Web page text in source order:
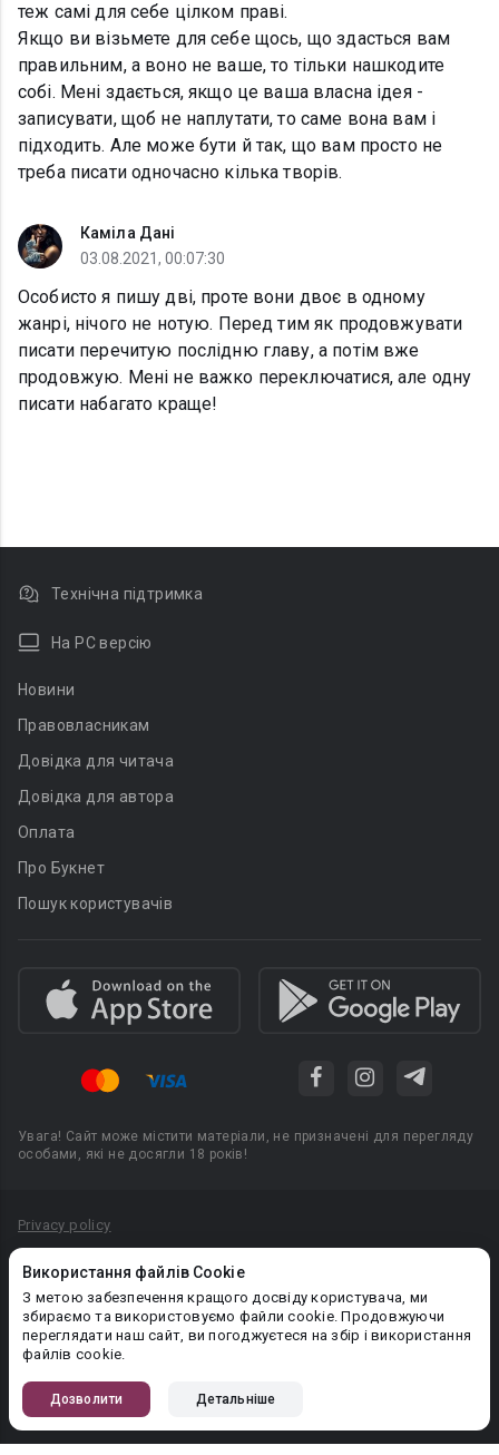
теж самі для себе цілком праві.
Якщо ви візьмете для себе щось, що здасться вам
правильним, а воно не ваше, то тільки нашкодите
собі. Мені здається, якщо це ваша власна ідея -
записувати, щоб не наплутати, то саме вона вам і
підходить. Але може бути й так, що вам просто не
треба писати одночасно кілька творів.
Каміла Дані
03.08.2021, 00:07:30
Особисто я пишу дві, проте вони двоє в одному
жанрі, нічого не нотую. Перед тим як продовжувати
писати перечитую послідню главу, а потім вже
продовжую. Мені не важко переключатися, але одну
писати набагато краще!
Використання файлів Cookie
З метою забезпечення кращого досвіду користувача, ми
збираємо та використовуємо файли cookie. Продовжуючи
переглядати наш сайт, ви погоджуєтеся на збір і використання
файлів cookie.
Дозволити Детальніше
Технічна підтримка
На PC версію
Новини
Правовласникам
Довідка для читача
Довідка для автора
Оплата
Про Букнет
Пошук користувачів
Увага! Сайт може містити матеріали, не призначені для перегляду
особами, які не досягли 18 років!
Privacy policy
Політика конфіденційності
Правила публікації авторського контенту
PR-вiддiл: pr@booknet.com
© 2026 Booknet. Всі права захищено.